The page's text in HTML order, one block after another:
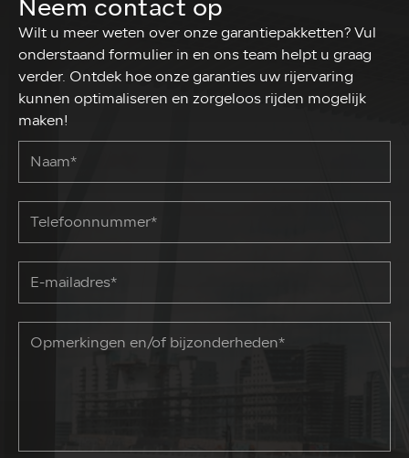
Neem contact op
Wilt u meer weten over onze garantiepakketten? Vul
onderstaand formulier in en ons team helpt u graag
verder. Ontdek hoe onze garanties uw rijervaring
kunnen optimaliseren en zorgeloos rijden mogelijk
maken!